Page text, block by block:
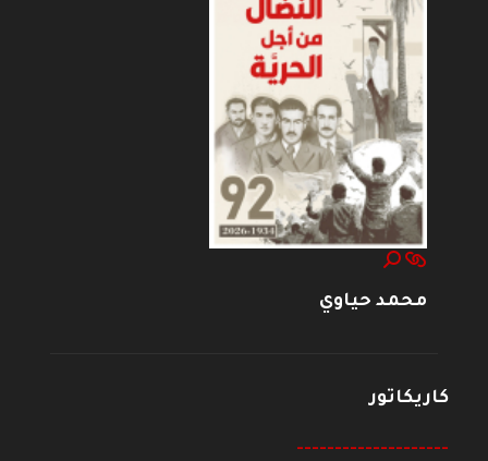
محمد حياوي
كاريكاتور
--------------------